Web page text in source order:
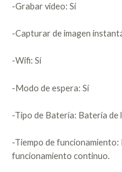
-Grabar video: Sí
-Capturar de imagen
-Wifi: Sí
-Modo de espera: Sí
-Tipo de Batería: Batería de
-Tiempo de funcionamiento:
funcionamiento continuo.